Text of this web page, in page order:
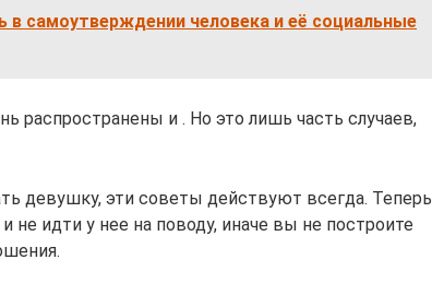
в самоутверждении человека и её социальные
распространены и . Но это лишь часть случаев,
девушку, эти советы действуют всегда. Теперь
не идти у нее на поводу, иначе вы не построите